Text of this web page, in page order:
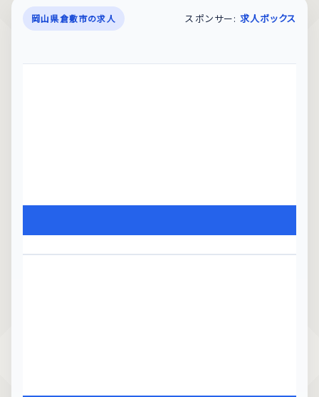
岡山県倉敷市の求人 スポンサー: 求人ボックス